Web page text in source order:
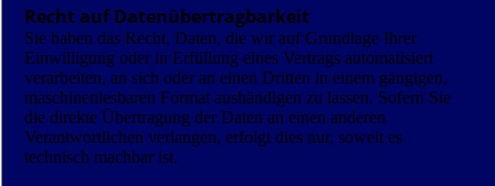
Recht auf Datenübertragbarkeit
Sie haben das Recht, Daten, die wir auf Grundlage Ihrer
Einwilligung oder in Erfüllung eines Vertrags automatisiert
verarbeiten, an sich oder an einen Dritten in einem gängigen,
maschinenlesbaren Format aushändigen zu lassen. Sofern Sie
die direkte Übertragung der Daten an einen anderen
Verantwortlichen verlangen, erfolgt dies nur, soweit es
technisch machbar ist.